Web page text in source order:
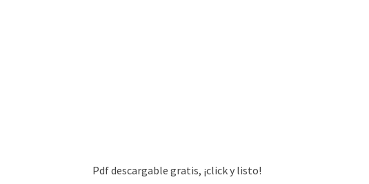
Pdf descargable gratis, ¡click y listo!